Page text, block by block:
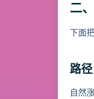
二
下面
路
自然